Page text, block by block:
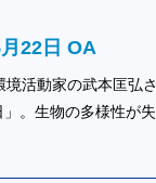
22日 OA
活動家の武本匡弘さ
。生物の多様性が